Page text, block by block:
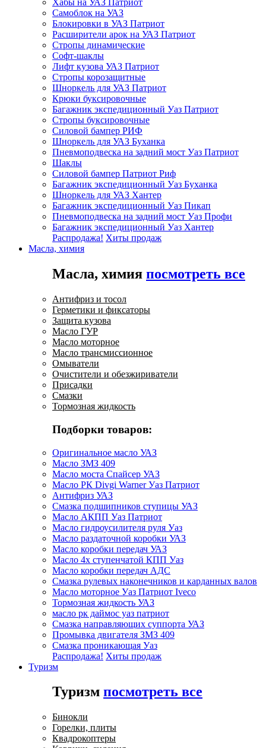
Хабы на УАЗ Патриот
Самоблок на УАЗ
Блокировки в УАЗ Патриот
Расширители арок на УАЗ Патриот
Стропы динамические
Софт-шаклы
Лифт кузова УАЗ Патриот
Стропы корозащитные
Шноркель для УАЗ Патриот
Крюки буксировочные
Багажник экспедиционный Уаз Патриот
Стропы буксировочные
Силовой бампер РИФ
Шноркель для УАЗ Буханка
Пневмоподвеска на задний мост Уаз Патриот
Шаклы
Силовой бампер Патриот Риф
Багажник экспедиционный Уаз Буханка
Шноркель для УАЗ Хантер
Багажник экспедиционный Уаз Пикап
Пневмоподвеска на задний мост Уаз Профи
Багажник экспедиционный Уаз Хантер
Распродажа! Хиты продаж
Масла, химия
Масла, химия посмотреть все
Антифриз и тосол
Герметики и фиксаторы
Защита кузова
Масло ГУР
Масло моторное
Масло трансмиссионное
Омыватели
Очистители и обезжириватели
Присадки
Смазки
Тормозная жидкость
Подборки товаров:
Оригинальное масло УАЗ
Масло ЗМЗ 409
Масло моста Спайсер УАЗ
Масло РК Divgi Warner Уаз Патриот
Антифриз УАЗ
Смазка подшипников ступицы УАЗ
Масло АКПП Уаз Патриот
Масло гидроусилителя руля Уаз
Масло раздаточной коробки УАЗ
Масло коробки передач УАЗ
Масло 4х ступенчатой КПП Уаз
Масло коробки передач АДС
Смазка рулевых наконечников и карданных валов
Масло моторное Уаз Патриот Iveco
Тормозная жидкость УАЗ
масло рк даймос уаз патриот
Смазка направляющих суппорта УАЗ
Промывка двигателя ЗМЗ 409
Смазка проникающая Уаз
Распродажа! Хиты продаж
Туризм
Туризм посмотреть все
Бинокли
Горелки, плиты
Квадрокоптеры